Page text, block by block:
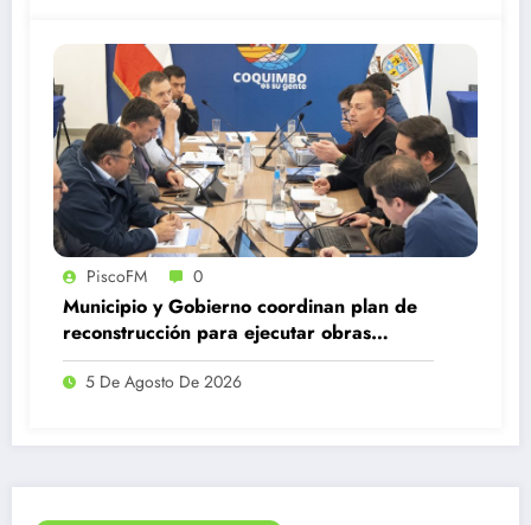
PiscoFM 0
Municipio y Gobierno coordinan plan de
reconstrucción para ejecutar obras
estructurales tras el sistema frontal
5 De Agosto De 2026